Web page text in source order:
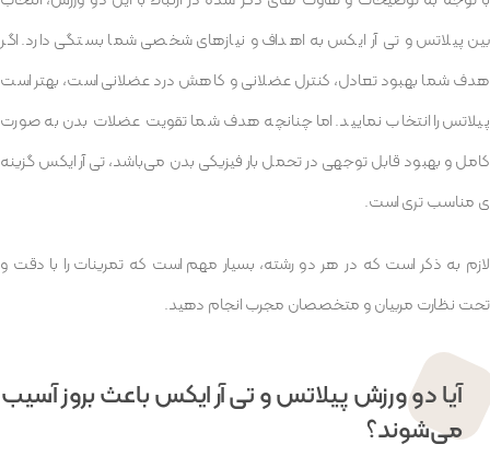
بین پیلاتس و تی آر ایکس به اهداف و نیازهای شخصی شما بستگی دارد. اگر
هدف شما بهبود تعادل، کنترل عضلانی و کاهش درد عضلانی است، بهتر است
پیلاتس را انتخاب نمایید. اما چنانچه هدف شما تقویت عضلات بدن به صورت
کامل و بهبود قابل توجهی در تحمل بار فیزیکی بدن می‌باشد، تی آر ایکس گزینه
ی مناسب تری است.
لازم به ذکر است که در هر دو رشته، بسیار مهم است که تمرینات را با دقت و
تحت نظارت مربیان و متخصصان مجرب انجام دهید.
آیا دو ورزش پیلاتس و تی آر ایکس باعث بروز آسیب
می‌شوند؟